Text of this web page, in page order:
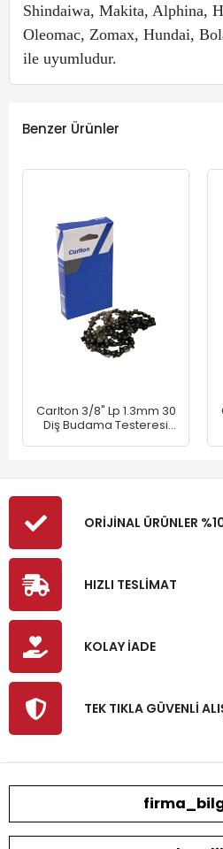
Shindaiwa, Makita, Alphina,
Oleomac, Zomax, Hundai,
ile uyumludur.
Benzer Ürünler
Carlton 3/8" Lp 1.3mm 30
Diş Budama Testeresi
ORİJİNAL ÜRÜNLER
HIZLI TESLİMAT
KOLAY İADE
TEK TIKLA GÜVENLİ